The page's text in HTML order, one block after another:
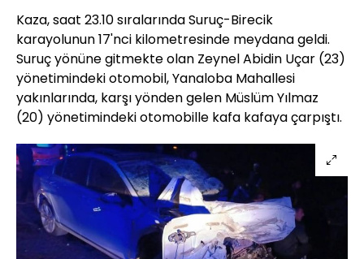
Kaza, saat 23.10 sıralarında Suruç-Birecik
karayolunun 17'nci kilometresinde meydana geldi.
Suruç yönüne gitmekte olan Zeynel Abidin Uçar (23)
yönetimindeki otomobil, Yanaloba Mahallesi
yakınlarında, karşı yönden gelen Müslüm Yılmaz
(20) yönetimindeki otomobille kafa kafaya çarpıştı.